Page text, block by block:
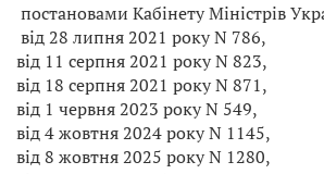
постановами Кабінету Міністрів
від 28 липня 2021 року N 786,
від 11 серпня 2021 року N 823,
від 18 серпня 2021 року N 871,
від 1 червня 2023 року N 549,
від 4 жовтня 2024 року N 1145,
від 8 жовтня 2025 року N 1280,